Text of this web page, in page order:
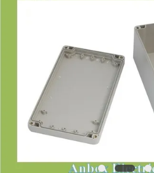
PRIVACY
POLICY